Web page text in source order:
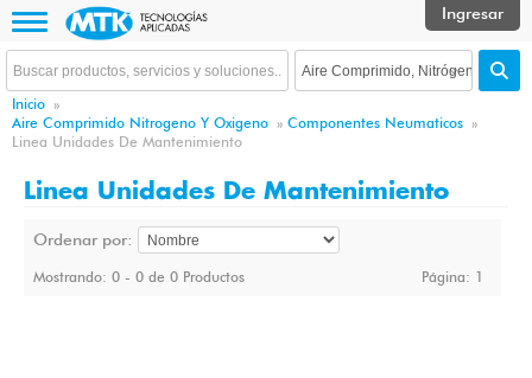
Inicio »
Aire Comprimido Nitrogeno Y Oxigeno » Componentes Neumaticos »
Linea Unidades De Mantenimiento
Linea Unidades De Mantenimiento
Ordenar por:
Mostrando: 0 - 0 de 0 Productos Página: 1